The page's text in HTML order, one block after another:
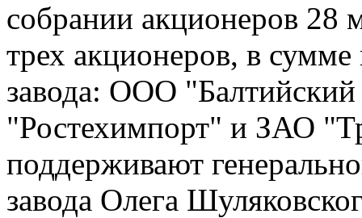
собрании акционеров 28
трех акционеров, в
завода: ООО
"Ростехимпорт" и ЗАО
поддерживают
завода Олега